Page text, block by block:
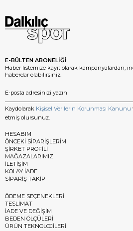
E-BÜLTEN ABONELİĞİ
Haber listemize kayıt olarak kampanyalardan,
haberdar olabilirsiniz.
Kaydolarak Kişisel Verilerin Korunması Kanunu
etmiş olursunuz.
HESABIM
ÖNCEKİ SİPARİŞLERİM
ŞİRKET PROFİLİ
MAĞAZALARIMIZ
İLETİŞİM
KOLAY İADE
SİPARİŞ TAKİP
ÖDEME SEÇENEKLERİ
TESLİMAT
İADE VE DEĞİŞİM
BEDEN ÖLÇÜLERİ
ÜRÜN TEKNOLOJİLERİ